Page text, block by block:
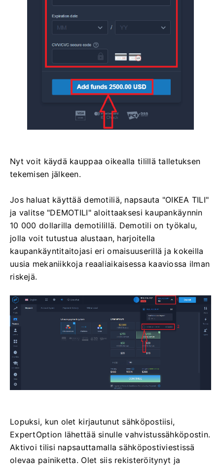
Nyt voit käydä kauppaa oikealla tilillä talletuksen
tekemisen jälkeen.
Jos haluat käyttää demotiliä, napsauta "OIKEA TILI"
ja valitse "DEMOTILI" aloittaaksesi kaupankäynnin
10 000 dollarilla demotilillä. Demotili on työkalu,
jolla voit tutustua alustaan, harjoitella
kaupankäyntitaitojasi eri omaisuuserillä ja kokeilla
uusia mekaniikkoja reaaliaikaisessa kaaviossa ilman
riskejä.
Lopuksi, kun olet kirjautunut sähköpostiisi,
ExpertOption lähettää sinulle vahvistussähköpostin.
Aktivoi tilisi napsauttamalla sähköpostiviestissä
olevaa painiketta. Olet siis rekisteröitynyt ja